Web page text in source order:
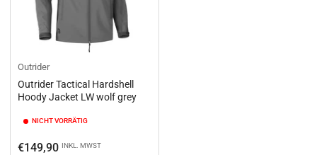
Outrider
Outrider Tactical Hardshell
Hoody Jacket LW wolf grey
NICHT VORRÄTIG
Normaler
€149,90 INKL. MWST